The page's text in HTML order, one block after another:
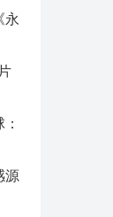
永
源